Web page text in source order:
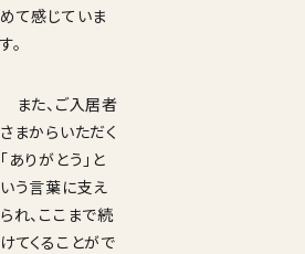
めて感じていま
す。
また、ご入居者
さまからいただく
「ありがとう」と
いう言葉に支え
られ、ここまで続
けてくることがで